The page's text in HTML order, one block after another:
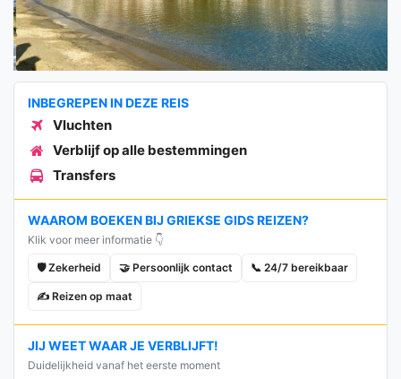
INBEGREPEN IN DEZE REIS
Vluchten
Verblijf op alle bestemmingen
Transfers
WAAROM BOEKEN BIJ GRIEKSE GIDS REIZEN?
Klik voor meer informatie 👇
🛡️ Zekerheid 🤝 Persoonlijk contact 📞 24/7 bereikbaar
✍️ Reizen op maat
JIJ WEET WAAR JE VERBLIJFT!
Duidelijkheid vanaf het eerste moment